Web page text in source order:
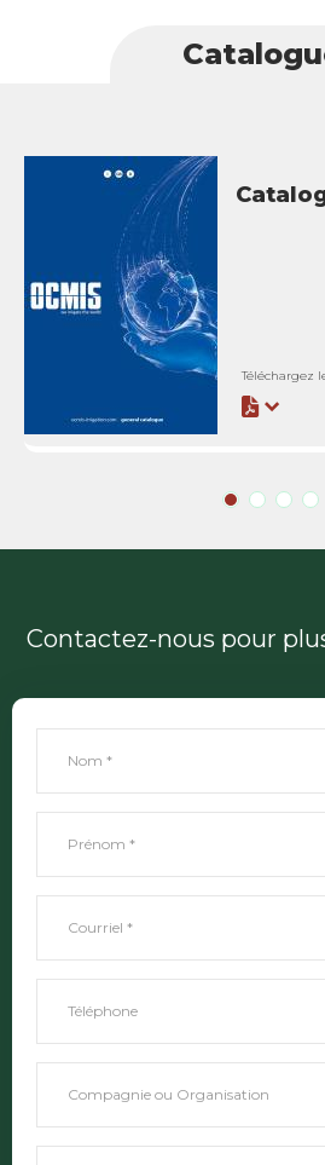
Téléchargez
Contactez-nous pour